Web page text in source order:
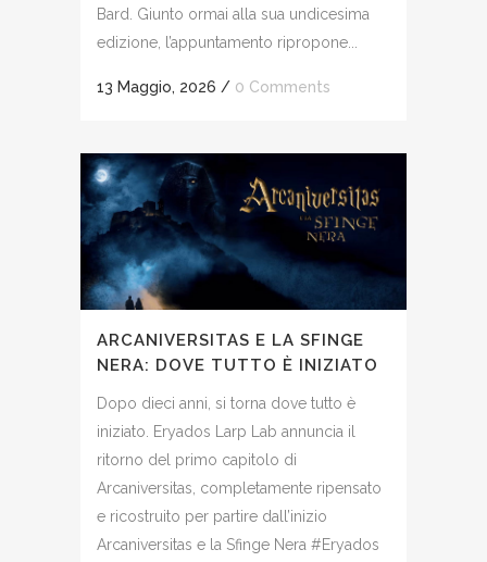
Bard. Giunto ormai alla sua undicesima
edizione, l’appuntamento ripropone...
13 Maggio, 2026 / 0 Comments
ARCANIVERSITAS E LA SFINGE
NERA: DOVE TUTTO È INIZIATO
Dopo dieci anni, si torna dove tutto è
iniziato. Eryados Larp Lab annuncia il
ritorno del primo capitolo di
Arcaniversitas, completamente ripensato
e ricostruito per partire dall’inizio
Arcaniversitas e la Sfinge Nera #Eryados